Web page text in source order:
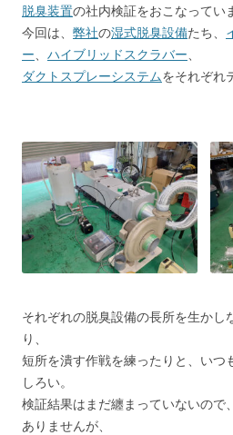
脱臭装置の社内検証をおこなってい
今回は、 弊社の湿式脱臭設備たち、
ー、 ハイブリッドスクラバー、
ダクトスプレーシステムをそれぞれ
それぞれの脱臭設備の長所を生かし
り、
短所を潰す作戦を練ったりと、いつ
しろい。
検証結果はまだ纏まっていないので
ありませんが、